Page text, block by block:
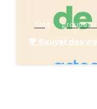
groupe
💙 Sauver des